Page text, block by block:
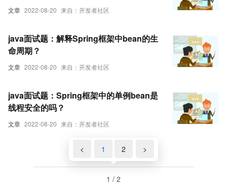
文章 2022-08-20 来自：开发者社区
文章 2022-08-20 来自：开发者社区
java面试题：解释Spring框架中bean的生
命周期？
文章 2022-08-20 来自：开发者社区
java面试题：Spring框架中的单例bean是
线程安全的吗？
< 1 2 >
1 / 2